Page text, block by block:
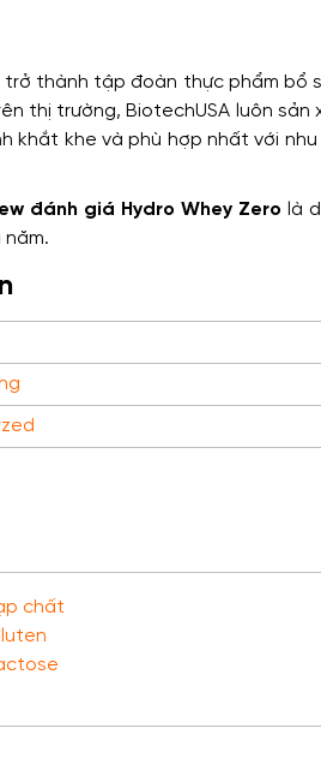
trở thành tập đoàn thực phẩm bổ
thị trường, BiotechUSA luôn sản
khắt khe và phù hợp nhất với nhu
đánh giá Hydro Whey Zero là
chất